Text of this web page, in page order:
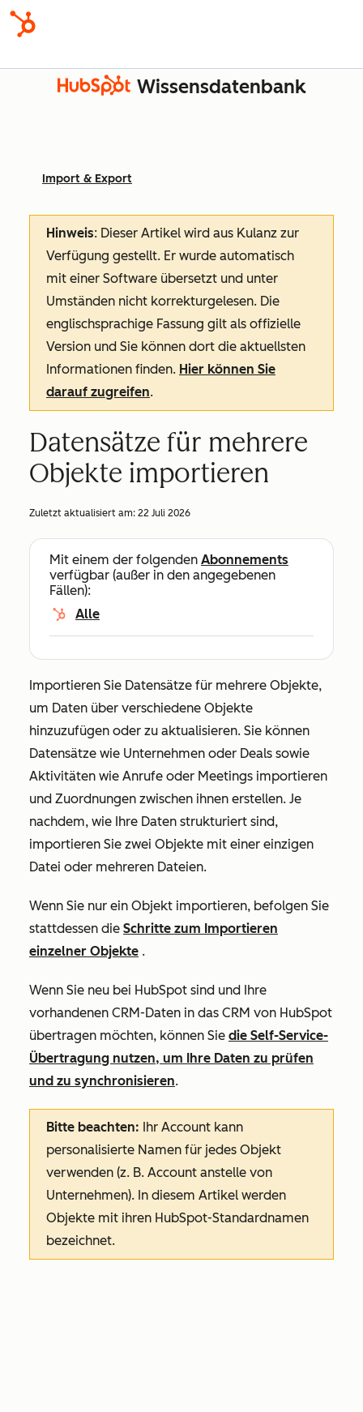
Wissensdatenbank
Import & Export
Hinweis: Dieser Artikel wird aus Kulanz zur
Verfügung gestellt. Er wurde automatisch
mit einer Software übersetzt und unter
Umständen nicht korrekturgelesen. Die
englischsprachige Fassung gilt als offizielle
Version und Sie können dort die aktuellsten
Informationen finden. Hier können Sie
darauf zugreifen.
Datensätze für mehrere
Objekte importieren
Zuletzt aktualisiert am: 22 Juli 2026
Mit einem der folgenden Abonnements
verfügbar (außer in den angegebenen
Fällen):
Alle
Importieren Sie Datensätze für mehrere Objekte,
um Daten über verschiedene Objekte
hinzuzufügen oder zu aktualisieren. Sie können
Datensätze wie Unternehmen oder Deals sowie
Aktivitäten wie Anrufe oder Meetings importieren
und Zuordnungen zwischen ihnen erstellen. Je
nachdem, wie Ihre Daten strukturiert sind,
importieren Sie zwei Objekte mit einer einzigen
Datei oder mehreren Dateien.
Wenn Sie nur ein Objekt importieren, befolgen Sie
stattdessen die Schritte zum Importieren
einzelner Objekte .
Wenn Sie neu bei HubSpot sind und Ihre
vorhandenen CRM-Daten in das CRM von HubSpot
übertragen möchten, können Sie die Self-Service-
Übertragung nutzen, um Ihre Daten zu prüfen
und zu synchronisieren.
Bitte beachten: Ihr Account kann
personalisierte Namen für jedes Objekt
verwenden (z. B. Account anstelle von
Unternehmen). In diesem Artikel werden
Objekte mit ihren HubSpot-Standardnamen
bezeichnet.